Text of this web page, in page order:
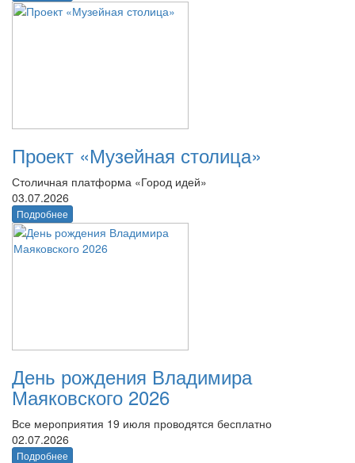
Проект «Музейная столица»
Столичная платформа «Город идей»
03.07.2026
Подробнее
День рождения Владимира
Маяковского 2026
Все мероприятия 19 июля проводятся бесплатно
02.07.2026
Подробнее